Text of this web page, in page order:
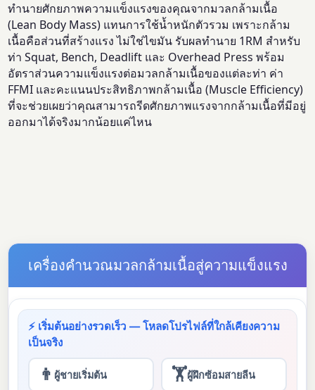
ทำนายศักยภาพความแข็งแรงของคุณจากมวลกล้ามเนื้อ
(Lean Body Mass) แทนการใช้น้ำหนักตัวรวม เพราะกล้าม
เนื้อคือส่วนที่สร้างแรง ไม่ใช่ไขมัน รับผลทำนาย 1RM สำหรับ
ท่า Squat, Bench, Deadlift และ Overhead Press พร้อม
อัตราส่วนความแข็งแรงต่อมวลกล้ามเนื้อของแต่ละท่า ค่า
FFMI และคะแนนประสิทธิภาพกล้ามเนื้อ (Muscle Efficiency)
ที่จะช่วยเผยว่าคุณสามารถรีดศักยภาพแรงจากกล้ามเนื้อที่มีอยู่
ออกมาได้จริงมากน้อยแค่ไหน
เครื่องคำนวณมวลกล้ามเนื้อสู่ความแข็งแรง
⚡ เริ่มต้นอย่างรวดเร็ว — โหลดโปรไฟล์ที่ใกล้เคียงความ
เป็นจริง
👨 ผู้ชายเริ่มต้น 🏋ผู้ฝึกซ้อมสายลีน